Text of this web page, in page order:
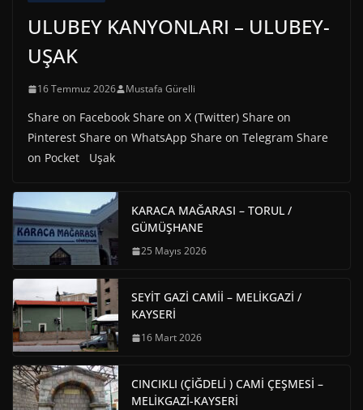
ULUBEY KANYONLARI – ULUBEY-
UŞAK
16 Temmuz 2026 Mustafa Gürelli
Share on Facebook Share on X (Twitter) Share on
Pinterest Share on WhatsApp Share on Telegram Share
on Pocket Uşak
KARACA MAĞARASI – TORUL /
GÜMÜŞHANE
25 Mayıs 2026
SEYİT GAZİ CAMİİ – MELİKGAZİ /
KAYSERİ
16 Mart 2026
CINCIKLI (ÇİĞDELİ ) CAMİ ÇEŞMESİ –
MELİKGAZİ-KAYSERİ